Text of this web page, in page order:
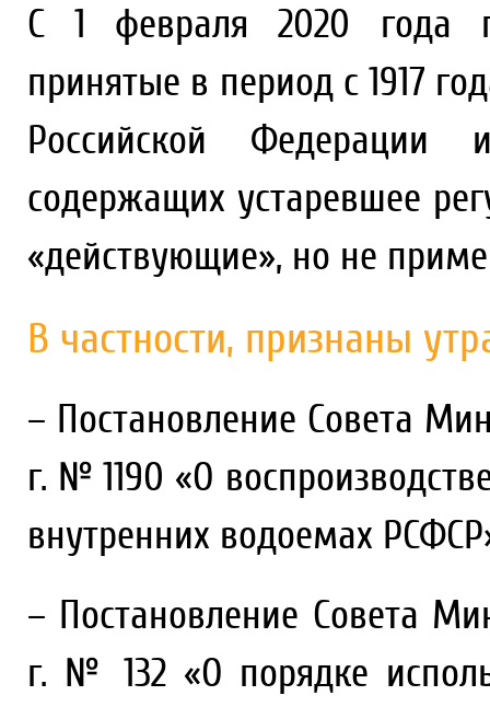
С 1 февраля 2020 года
принятые в период с 1917
Российской
содержащих устаревшее
«действующие», но не
В частности, признаны
– Постановление Совета
г. № 1190 «О
внутренних водоемах
– Постановление Совета
г. № 132 «О порядке